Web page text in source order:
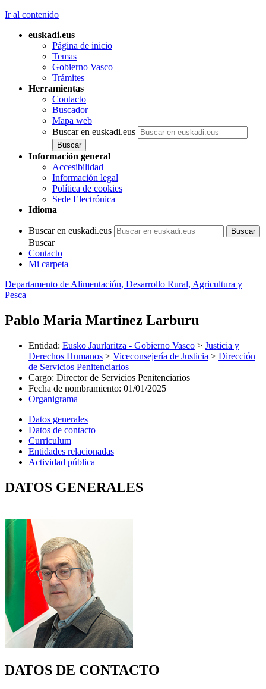
Ir al contenido
euskadi.eus
Página de inicio
Temas
Gobierno Vasco
Trámites
Herramientas
Contacto
Buscador
Mapa web
Buscar en euskadi.eus
Información general
Accesibilidad
Información legal
Política de cookies
Sede Electrónica
Idioma
Buscar en euskadi.eus
Buscar
Contacto
Mi carpeta
Departamento de Alimentación, Desarrollo Rural, Agricultura y
Pesca
Pablo Maria Martinez Larburu
Entidad: Eusko Jaurlaritza - Gobierno Vasco > Justicia y
Derechos Humanos > Viceconsejería de Justicia > Dirección
de Servicios Penitenciarios
Cargo: Director de Servicios Penitenciarios
Fecha de nombramiento: 01/01/2025
Organigrama
Datos generales
Datos de contacto
Curriculum
Entidades relacionadas
Actividad pública
DATOS GENERALES
DATOS DE CONTACTO